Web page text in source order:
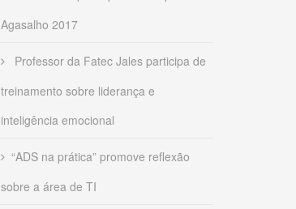
Agasalho 2017
Professor da Fatec Jales participa de
treinamento sobre liderança e
inteligência emocional
“ADS na prática” promove reflexão
sobre a área de TI